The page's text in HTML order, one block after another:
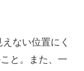
ない位置にく
と。また、一